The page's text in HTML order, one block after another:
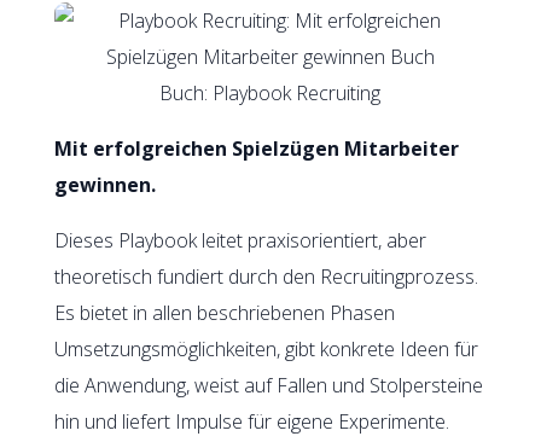
Buch: Playbook Recruiting
Mit erfolgreichen Spielzügen Mitarbeiter
gewinnen.
Dieses Playbook leitet praxisorientiert, aber
theoretisch fundiert durch den Recruitingprozess.
Es bietet in allen beschriebenen Phasen
Umsetzungsmöglichkeiten, gibt konkrete Ideen für
die Anwendung, weist auf Fallen und Stolpersteine
hin und liefert Impulse für eigene Experimente.